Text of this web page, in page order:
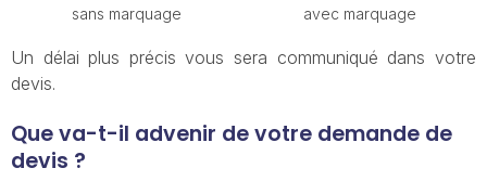
sans marquage avec marquage
Un délai plus précis vous sera communiqué dans votre
devis.
Que va-t-il advenir de votre demande de
devis ?